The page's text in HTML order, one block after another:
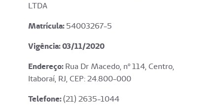
LTDA
Matrícula:54003267-5
Vigência: 03/11/2020
Endereço:Rua Dr Macedo, nº 114, Centro,
Itaboraí, RJ, CEP: 24.800-000
Telefone:(21) 2635-1044